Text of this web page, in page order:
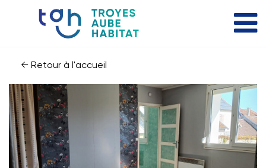
← Retour à l'accueil